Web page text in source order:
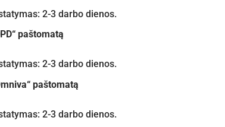
2-3 darbo dienos.
paštomatą
2-3 darbo dienos.
paštomatą
2-3 darbo dienos.